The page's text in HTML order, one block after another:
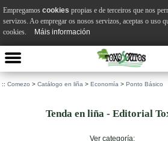
:: Comezo > Catálogo en liña > Economía > Ponto Básico
Tenda en liña - Editorial
Ver categoría:
Empregamos cookies propias e de terceiros que nos
servizos. Ao empregar os nosos servizos, aceptas o uso
cookies.
Máis información